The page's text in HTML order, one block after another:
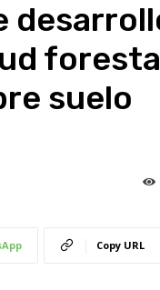
suelo
Copy URL